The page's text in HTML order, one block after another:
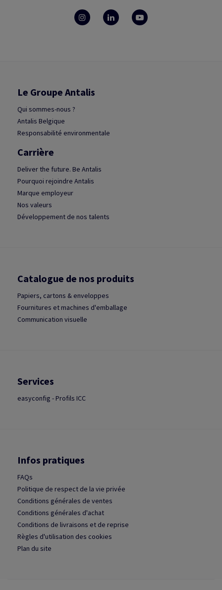
Le Groupe Antalis
Qui sommes-nous ?
Antalis Belgique
Responsabilité environmentale
Carrière
Deliver the future. Be Antalis
Pourquoi rejoindre Antalis
Marque employeur
Nos valeurs
Développement de nos talents
Catalogue de nos produits
Papiers, cartons & enveloppes
Fournitures et machines d'emballage
Communication visuelle
Services
easyconfig - Profils ICC
Infos pratiques
FAQs
Politique de respect de la vie privée
Conditions générales de ventes
Conditions générales d'achat
Conditions de livraisons et de reprise
Règles d'utilisation des cookies
Plan du site